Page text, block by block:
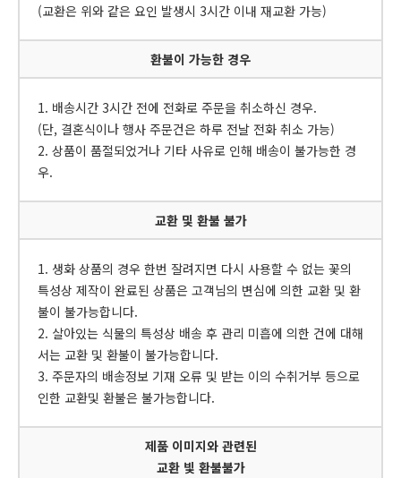
(교환은 위와 같은 요인 발생시 3시간 이내 재교환 가능)
환불이 가능한 경우
1. 배송시간 3시간 전에 전화로 주문을 취소하신 경우.
(단, 결혼식이나 행사 주문건은 하루 전날 전화 취소 가능)
2. 상품이 품절되었거나 기타 사유로 인해 배송이 불가능한 경
우.
교환 및 환불 불가
1. 생화 상품의 경우 한번 잘려지면 다시 사용할 수 없는 꽃의
특성상 제작이 완료된 상품은 고객님의 변심에 의한 교환 및 환
불이 불가능합니다.
2. 살아있는 식물의 특성상 배송 후 관리 미흡에 의한 건에 대해
서는 교환 및 환불이 불가능합니다.
3. 주문자의 배송정보 기재 오류 및 받는 이의 수취거부 등으로
인한 교환및 환불은 불가능합니다.
제품 이미지와 관련된
교환 빛 환불불가